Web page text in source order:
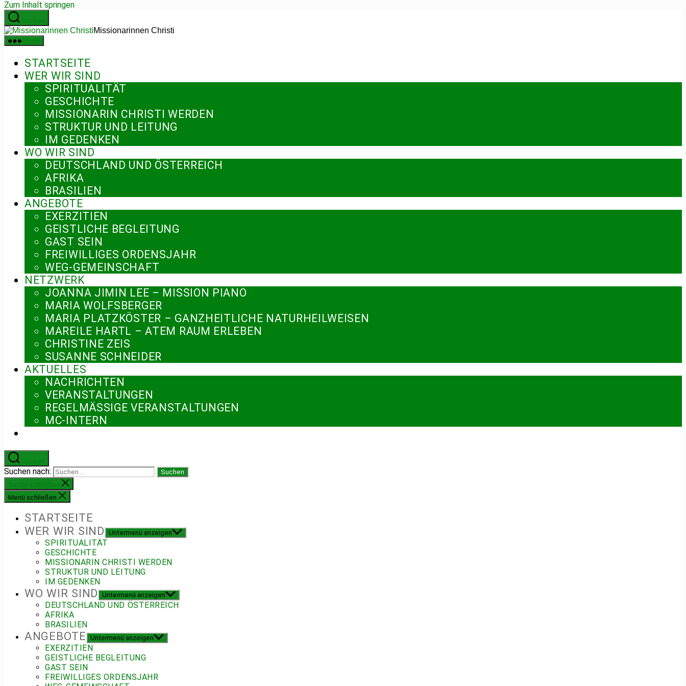
Zum Inhalt springen
Missionarinnen Christi
STARTSEITE
WER WIR SIND
SPIRITUALITÄT
GESCHICHTE
MISSIONARIN CHRISTI WERDEN
STRUKTUR UND LEITUNG
IM GEDENKEN
WO WIR SIND
DEUTSCHLAND UND ÖSTERREICH
AFRIKA
BRASILIEN
ANGEBOTE
EXERZITIEN
GEISTLICHE BEGLEITUNG
GAST SEIN
FREIWILLIGES ORDENSJAHR
WEG-GEMEINSCHAFT
NETZWERK
JOANNA JIMIN LEE – MISSION PIANO
MARIA WOLFSBERGER
MARIA PLATZKÖSTER – GANZHEITLICHE NATURHEILWEISEN
MAREILE HARTL – ATEM RAUM ERLEBEN
CHRISTINE ZEIS
SUSANNE SCHNEIDER
AKTUELLES
NACHRICHTEN
VERANSTALTUNGEN
REGELMÄSSIGE VERANSTALTUNGEN
MC-INTERN
Suchen nach:
Menü schließen
STARTSEITE
WER WIR SIND
Untermenü anzeigen
SPIRITUALITÄT
GESCHICHTE
MISSIONARIN CHRISTI WERDEN
STRUKTUR UND LEITUNG
IM GEDENKEN
WO WIR SIND Untermenü anzeigen
DEUTSCHLAND UND ÖSTERREICH
AFRIKA
BRASILIEN
ANGEBOTE Untermenü anzeigen
EXERZITIEN
GEISTLICHE BEGLEITUNG
GAST SEIN
FREIWILLIGES ORDENSJAHR